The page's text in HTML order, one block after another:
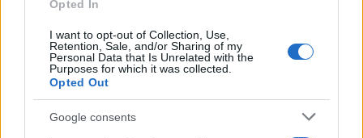
Opted In
I want to opt-out of Collection, Use,
Retention, Sale, and/or Sharing of my
Personal Data that Is Unrelated with the
Purposes for which it was collected.
Opted Out
Google consents
Perpignan 0 pts